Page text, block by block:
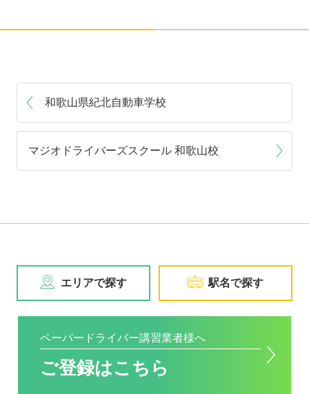
和歌山県紀北自動車学校
マジオドライバーズスクール 和歌山校
エリアで探す 駅名で探す
ペーパードライバー講習業者様へ
ご登録はこちら